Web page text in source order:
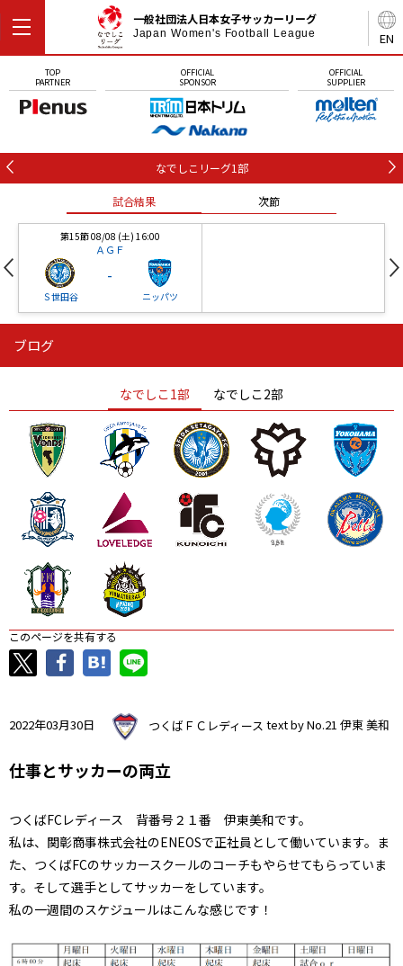
EN
一般社団法人日本女子サッカーリーグ
Japan Women's Football League
TOP
PARTNER
OFFICIAL
SPONSOR
OFFICIAL
SUPPLIER
なでしこリーグ1部
試合結果 次節
第15節 08/08 (土) 16:00
ＡＧＦ
Ｓ世田谷
-
ニッパツ
ニッパツ
ニッパツ 名古屋
石人の星
静岡 愛媛Ｌ
ブログ
なでしこ1部 なでしこ2部
このページを共有する
2022年03月30日 つくばＦＣレディース text by No.21 伊東 美和
仕事とサッカーの両立
つくばFCレディース 背番号２１番 伊東美和です。
私は、関彰商事株式会社のENEOSで正社員として働いています。ま
た、つくばFCのサッカースクールのコーチもやらせてもらっていま
す。そして選手としてサッカーをしています。
私の一週間のスケジュールはこんな感じです！